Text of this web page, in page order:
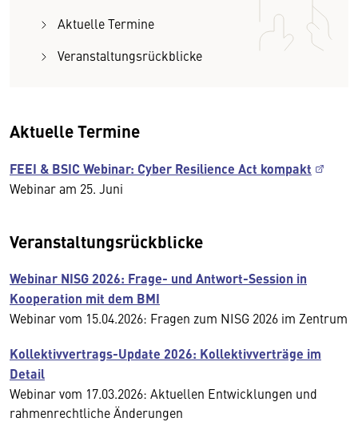
Aktuelle Termine
Veranstaltungsrückblicke
Aktuelle Termine
FEEI & BSIC Webinar: Cyber Resilience Act kompakt
Webinar am 25. Juni
Veranstaltungsrückblicke
Webinar NISG 2026: Frage- und Antwort-Session in
Kooperation mit dem BMI
Webinar vom 15.04.2026: Fragen zum NISG 2026 im Zentrum
Kollektivvertrags-Update 2026: Kollektivverträge im
Detail
Webinar vom 17.03.2026: Aktuellen Entwicklungen und
rahmenrechtliche Änderungen